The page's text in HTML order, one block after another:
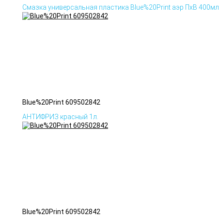
Смазка универсальная пластика Blue%20Print аэр ПхВ 400мл
Blue%20Print 609502842
АНТИФРИЗ красный 1л.
Blue%20Print 609502842